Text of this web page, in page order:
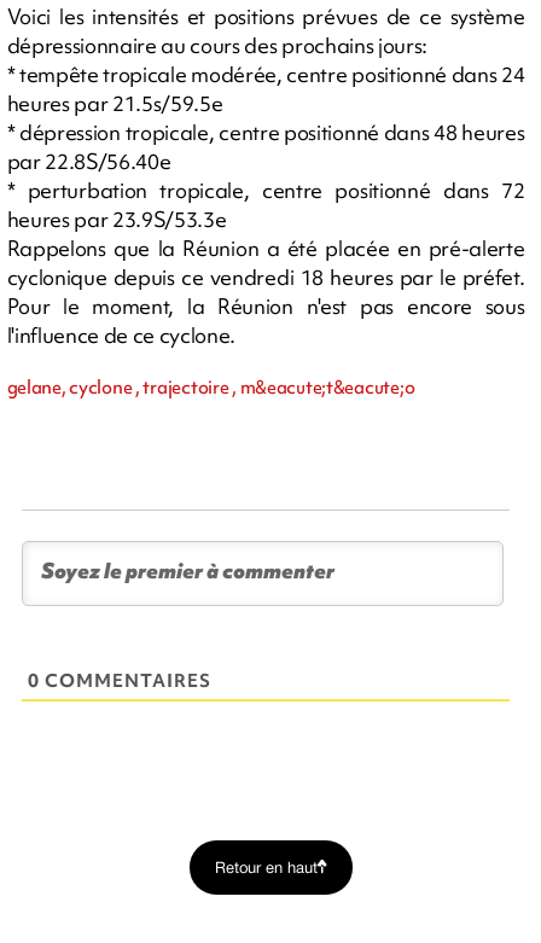
Voici les intensités et positions prévues de ce système
dépressionnaire au cours des prochains jours:
* tempête tropicale modérée, centre positionné dans 24
heures par 21.5s/59.5e
* dépression tropicale, centre positionné dans 48 heures
par 22.8S/56.40e
* perturbation tropicale, centre positionné dans 72
heures par 23.9S/53.3e
Rappelons que la Réunion a été placée en pré-alerte
cyclonique depuis ce vendredi 18 heures par le préfet.
Pour le moment, la Réunion n'est pas encore sous
l'influence de ce cyclone.
gelane, cyclone , trajectoire , m&eacute;t&eacute;o
0 COMMENTAIRES
Retour en haut